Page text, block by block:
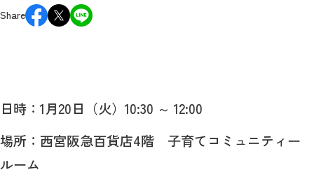
Share
日時：1月20日（火）10:30 ～ 12:00
場所：西宮阪急百貨店4階 子育てコミュニティー
ルーム